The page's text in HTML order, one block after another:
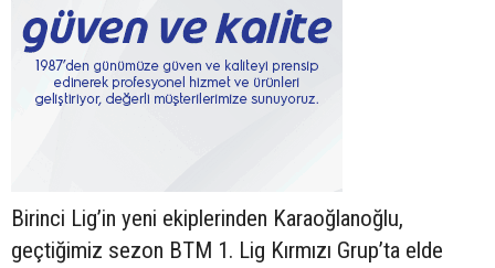
Birinci Lig’in yeni ekiplerinden Karaoğlanoğlu,
geçtiğimiz sezon BTM 1. Lig Kırmızı Grup’ta elde